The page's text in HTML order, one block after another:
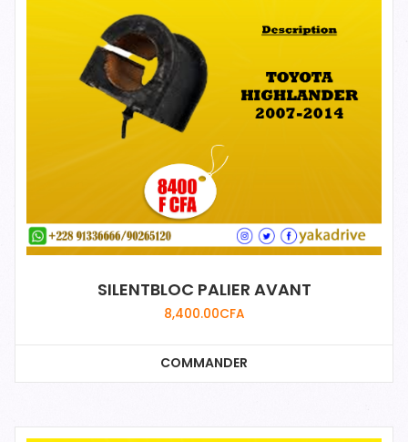
SILENTBLOC PALIER AVANT
8,400.00CFA
COMMANDER